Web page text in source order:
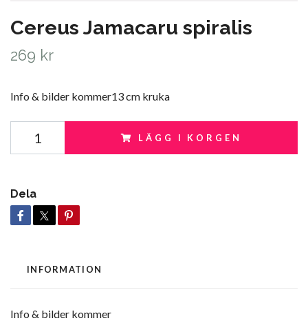
Cereus Jamacaru spiralis
269 kr
Info & bilder kommer13 cm kruka
LÄGG I KORGEN
Dela
INFORMATION
Info & bilder kommer